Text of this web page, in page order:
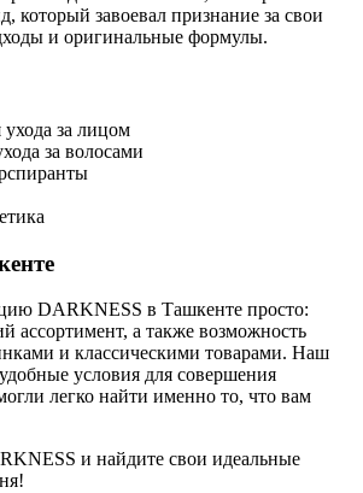
который завоевал признание за свои
и оригинальные формулы.
за лицом
за волосами
DARKNESS в Ташкенте просто:
ассортимент, а также возможность
и классическими товарами. Наш
условия для совершения
легко найти именно то, что вам
и найдите свои идеальные